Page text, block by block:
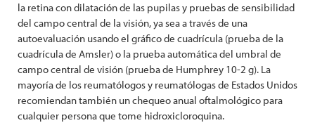
la retina con dilatación de las pupilas y pruebas de sensibilidad
del campo central de la visión, ya sea a través de una
autoevaluación usando el gráfico de cuadrícula (prueba de la
cuadrícula de Amsler) o la prueba automática del umbral de
campo central de visión (prueba de Humphrey 10-2 g). La
mayoría de los reumatólogos y reumatólogas de Estados Unidos
recomiendan también un chequeo anual oftalmológico para
cualquier persona que tome hidroxicloroquina.